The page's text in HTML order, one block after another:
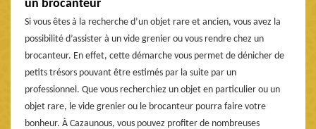
un brocanteur
Si vous êtes à la recherche d’un objet rare et ancien, vous avez la
possibilité d’assister à un vide grenier ou vous rendre chez un
brocanteur. En effet, cette démarche vous permet de dénicher de
petits trésors pouvant être estimés par la suite par un
professionnel. Que vous recherchiez un objet en particulier ou un
objet rare, le vide grenier ou le brocanteur pourra faire votre
bonheur. À Cazaunous, vous pouvez profiter de nombreuses